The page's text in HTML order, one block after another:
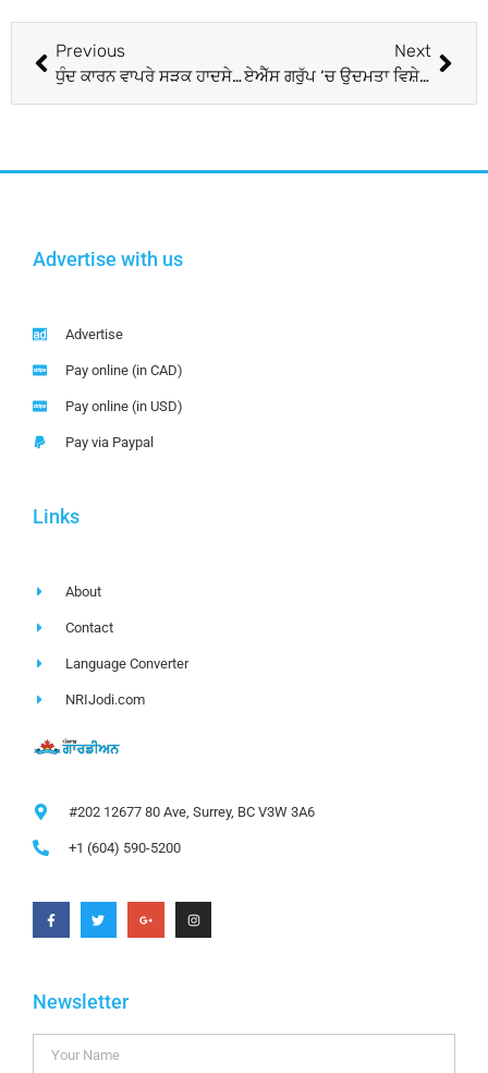
Previous
ਧੁੰਦ ਕਾਰਨ ਵਾਪਰੇ ਸੜਕ ਹਾਦਸੇ ‘ਚ ਨੌਜਵਾਨ ਦੀ ਮੌਤ
Next
ਏਐੱਸ ਗਰੁੱਪ ‘ਚ ਉਦਮਤਾ ਵਿਸ਼ੇ ‘ਤੇ ਸੈਮੀਨਾਰ ਕਰਵਾਇਆ
Advertise with us
Advertise
Pay online (in CAD)
Pay online (in USD)
Pay via Paypal
Links
About
Contact
Language Converter
NRIJodi.com
#202 12677 80 Ave, Surrey, BC V3W 3A6
+1 (604) 590-5200
Newsletter